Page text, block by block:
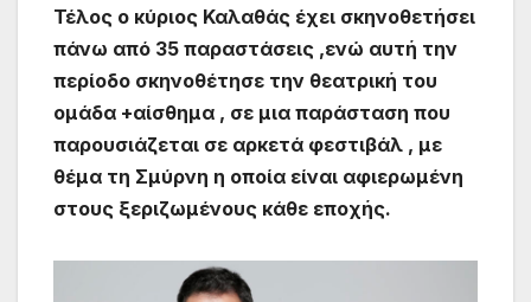
Τέλος ο κύριος Καλαθάς έχει σκηνοθετήσει
πάνω από 35 παραστάσεις ,ενώ αυτή την
περίοδο σκηνοθέτησε την θεατρική του
ομάδα +αίσθημα , σε μια παράσταση που
παρουσιάζεται σε αρκετά φεστιβάλ , με
θέμα τη Σμύρνη η οποία είναι αφιερωμένη
στους ξεριζωμένους κάθε εποχής.